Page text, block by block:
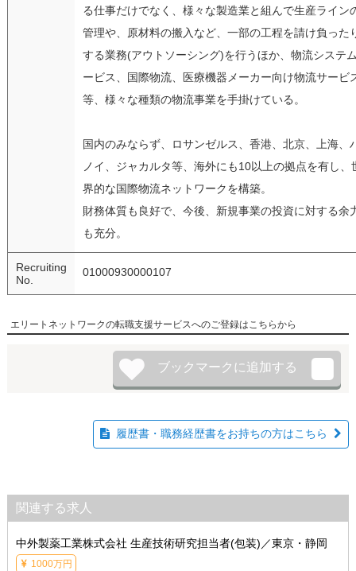
る仕事だけでなく、様々な製造業と組んで生産ライン
管理や、原材料の搬入など、一部の工程を請け負った
する業務(アウトソーシング)を行うほか、物流システ
ービス、国際物流、医療機器メーカー向け物流サービ
等、様々な種類の物流事業を手掛けている。
国内のみならず、ロサンゼルス、香港、北京、上海、
ノイ、ジャカルタ等、海外にも10以上の拠点を有し、
界的な国際物流ネットワークを構築。
財務体質も良好で、今後、新規事業の投資に対する余
も充分。
Recruiting
No.
01000930000107
エリートネットワークの転職支援サービスへのご登録はこちらから
履歴書・職務経歴書をお持ちの方はこちら
関連する求人
中外製薬工業株式会社 生産技術研究担当者(包装)／東京・静岡
1000万円